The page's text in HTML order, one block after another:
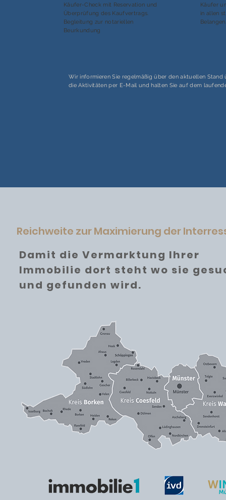
Käufer-Check mit Reservation und
Überprüfung des Kaufvertrags.
Begleitung zur notariellen
Beurkundung
Käufer
in allen
Belangen.
Wir informieren Sie regelmäßig über den aktuellen Stand
die Aktivitäten per E-Mail und halten Sie auf dem
Reichweite zur Maximierung der
Damit die Vermarktung Ihrer
Immobilie dort steht wo sie
und gefunden wird.